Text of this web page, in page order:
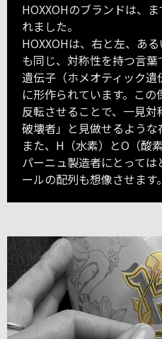
HOXXOHのブランドは、
れました。
HOXXOHは、右と左、あ
も同じ、対称性を持つ言
遺伝子（ホメオティック
に形作られています。こ
反転させることで、一見
破壊者」と見做せるような
また、H（水素）とO（酸
パーニュ製造者にとって
ールの配列も想像させます。